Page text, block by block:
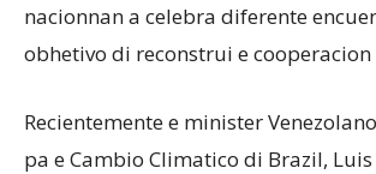
nacionnan a celebra diferente
obhetivo di reconstrui e
Recientemente e minister
pa e Cambio Climatico di Brazil,